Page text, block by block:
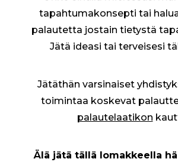
tapahtumakonsepti tai
palautetta jostain tietystä
Jätä ideasi tai terveisesi
Jätäthän varsinaiset
toimintaa koskevat
palautelaatikon
Älä jätä tällä lomakkeella